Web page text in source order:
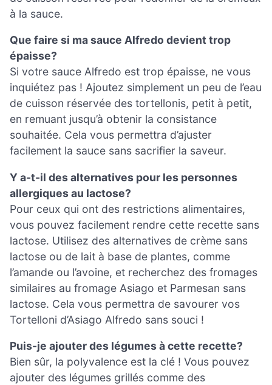
à la sauce.
Que faire si ma sauce Alfredo devient trop
épaisse?
Si votre sauce Alfredo est trop épaisse, ne vous
inquiétez pas ! Ajoutez simplement un peu de l’eau
de cuisson réservée des tortellonis, petit à petit,
en remuant jusqu’à obtenir la consistance
souhaitée. Cela vous permettra d’ajuster
facilement la sauce sans sacrifier la saveur.
Y a-t-il des alternatives pour les personnes
allergiques au lactose?
Pour ceux qui ont des restrictions alimentaires,
vous pouvez facilement rendre cette recette sans
lactose. Utilisez des alternatives de crème sans
lactose ou de lait à base de plantes, comme
l’amande ou l’avoine, et recherchez des fromages
similaires au fromage Asiago et Parmesan sans
lactose. Cela vous permettra de savourer vos
Tortelloni d’Asiago Alfredo sans souci !
Puis-je ajouter des légumes à cette recette?
Bien sûr, la polyvalence est la clé ! Vous pouvez
ajouter des légumes grillés comme des